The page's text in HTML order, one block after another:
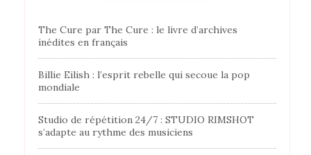
The Cure par The Cure : le livre d’archives
inédites en français
Billie Eilish : l’esprit rebelle qui secoue la pop
mondiale
Studio de répétition 24/7 : STUDIO RIMSHOT
s’adapte au rythme des musiciens